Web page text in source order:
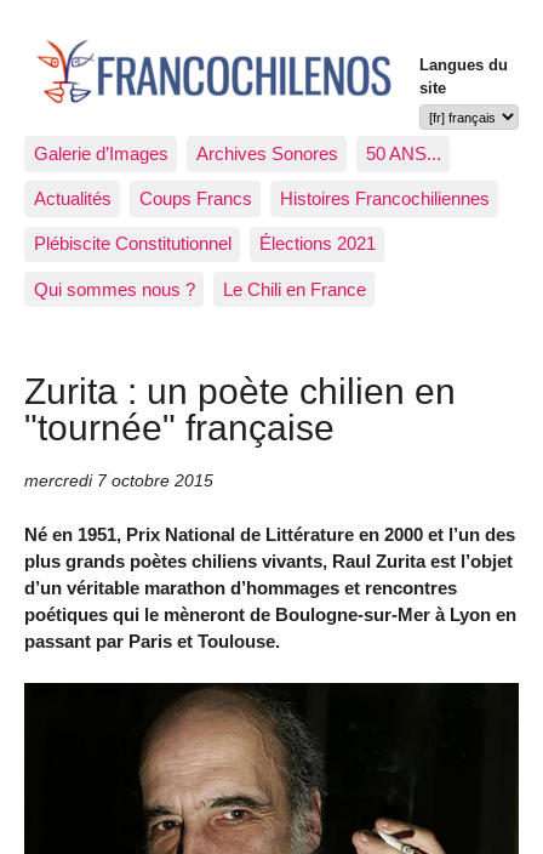
Langues du
site
Galerie d’Images Archives Sonores 50 ANS...
Actualités Coups Francs Histoires Francochiliennes
Plébiscite Constitutionnel Élections 2021
Qui sommes nous ? Le Chili en France
Zurita : un poète chilien en
"tournée" française
mercredi 7 octobre 2015
Né en 1951, Prix National de Littérature en 2000 et l’un des
plus grands poètes chiliens vivants, Raul Zurita est l’objet
d’un véritable marathon d’hommages et rencontres
poétiques qui le mèneront de Boulogne-sur-Mer à Lyon en
passant par Paris et Toulouse.